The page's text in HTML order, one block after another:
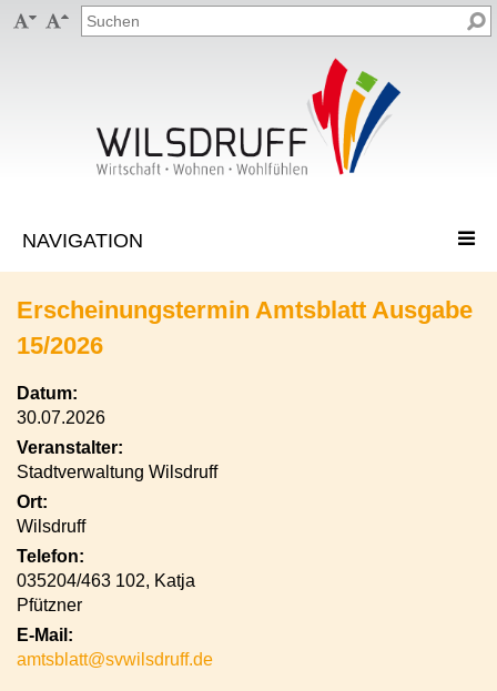
 
Erscheinungstermin Amtsblatt Ausgabe
15/2026
Datum:
30.07.2026
Veranstalter:
Stadtverwaltung Wilsdruff
Ort:
Wilsdruff
Telefon:
035204/463 102, Katja
Pfützner
E-Mail:
amtsblatt@svwilsdruff.de